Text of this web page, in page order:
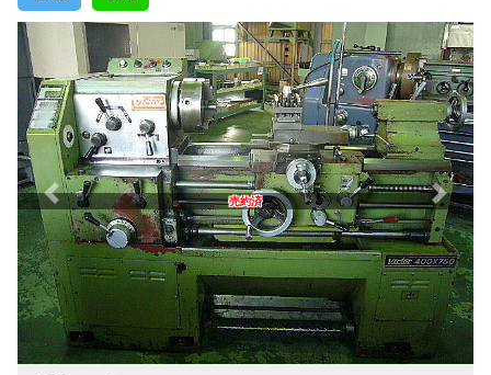
売約済
Previous Next